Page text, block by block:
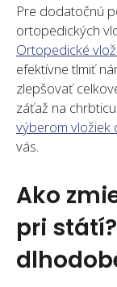
Pre dodatočnú
ortopedických
Ortopedické
efektívne tlmiť
zlepšovať
záťaž na
výberom vložiek
vás.
Ako
pri